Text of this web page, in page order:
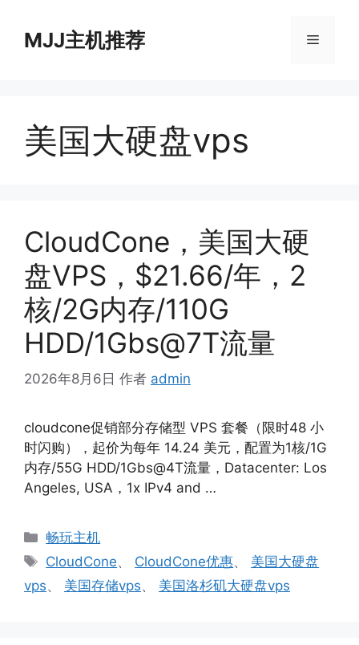
MJJ主机推荐 菜
美国大硬盘vps
CloudCone，美国大硬
盘VPS，$21.66/年，2
核/2G内存/110G
HDD/1Gbs@7T流量
2026年8月6日 作者 admin
cloudcone促销部分存储型 VPS 套餐（限时48 小
时闪购），起价为每年 14.24 美元，配置为1核/1G
内存/55G HDD/1Gbs@4T流量，Datacenter: Los
Angeles, USA，1x IPv4 and …
分
类
畅玩主机
标
CloudCone、 CloudCone优惠、 美国大硬盘
vps、 美国存储vps、 美国洛杉矶大硬盘vps